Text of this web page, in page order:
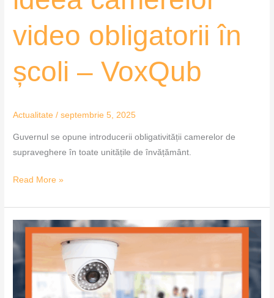
video obligatorii în
școli – VoxQub
Actualitate /septembrie 5, 2025
Guvernul se opune introducerii obligativității camerelor de
supraveghere în toate unitățile de învățământ.
Read More »
Supravegherea
video